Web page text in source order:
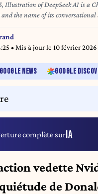
Illustration of DeepSeek AI is a
the name of its conversational
model. In early 2025,
source under the MIT license.
is a Chinese artificial intelligence
(Photo by Louai Barakat /
• Mis à jour le 10 février 2026
NEWS GOOGLE
complète surIA
vedette
de